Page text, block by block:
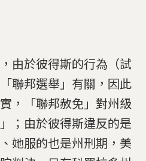
由於彼得斯的行為（試
聯邦選舉」有關，因此
，「聯邦赦免」對州級
；由於彼得斯違反的是
她服的也是州刑期，美